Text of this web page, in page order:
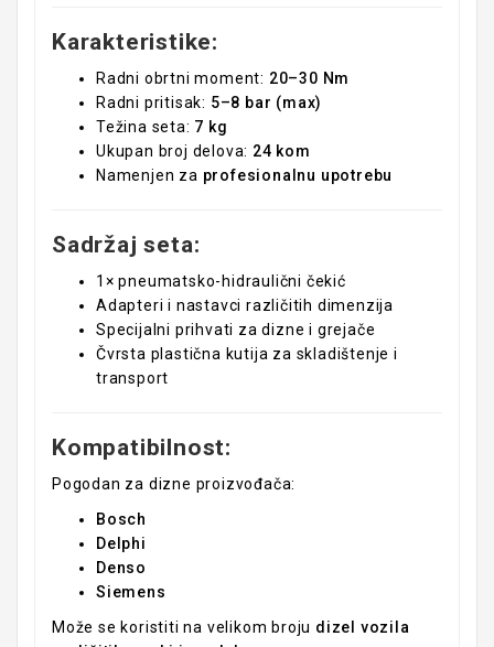
Karakteristike:
Radni obrtni moment: 20–30 Nm
Radni pritisak: 5–8 bar (max)
Težina seta: 7 kg
Ukupan broj delova: 24 kom
Namenjen za profesionalnu upotrebu
Sadržaj seta:
1× pneumatsko-hidraulični čekić
Adapteri i nastavci različitih dimenzija
Specijalni prihvati za dizne i grejače
Čvrsta plastična kutija za skladištenje i
transport
Kompatibilnost:
Pogodan za dizne proizvođača:
Bosch
Delphi
Denso
Siemens
Može se koristiti na velikom broju dizel vozila